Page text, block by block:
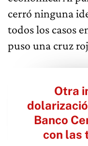
cerró ninguna
todos los casos
puso una cruz
Otra
Banco
con las